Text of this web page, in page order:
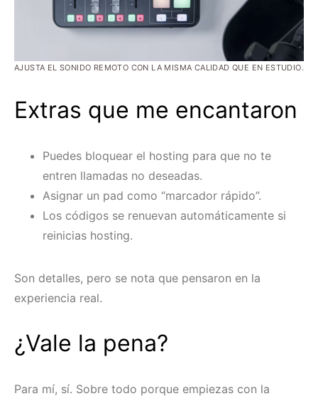
AJUSTA EL SONIDO REMOTO CON LA MISMA CALIDAD QUE EN ESTUDIO.
Extras que me encantaron
Puedes bloquear el hosting para que no te
entren llamadas no deseadas.
Asignar un pad como “marcador rápido”.
Los códigos se renuevan automáticamente si
reinicias hosting.
Son detalles, pero se nota que pensaron en la
experiencia real.
¿Vale la pena?
Para mí, sí. Sobre todo porque empiezas con la